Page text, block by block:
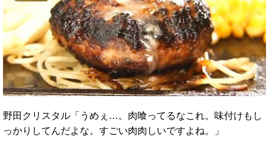
野田クリスタル「うめぇ…。肉喰ってるなこれ。味付けもし
っかりしてんだよな。すごい肉肉しいですよね。」